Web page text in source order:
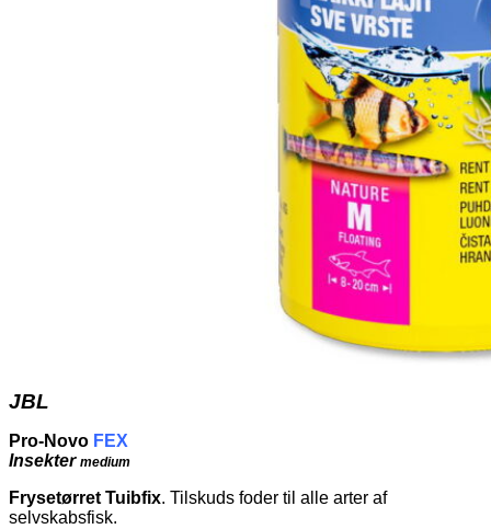
JBL
Pro-Novo FEX
Insekter medium
Frysetørret Tuibfix. Tilskuds foder til alle arter af
selvskabsfisk.